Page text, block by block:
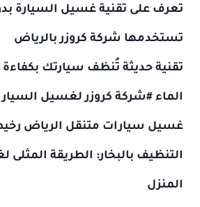
تعرف على تقنية غسيل السيارة
تستخدمها شركة كروزر بالرياض
تقنية حديثة تُنظف سيارتك
الماء #شركة كروزر لغسيل
غسيل سيارات متنقل الرياض
التنظيف بالبخار: الطريقة
المنزل